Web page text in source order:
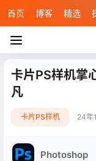
首页 博客 精选
卡片PS样机掌
凡
卡片PS样机 24年
Photoshop